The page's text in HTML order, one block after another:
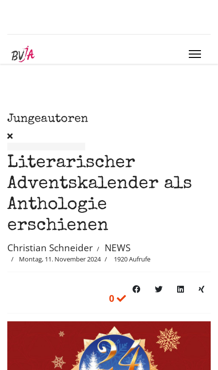
Jungeautoren
Literarischer
Adventskalender als
Anthologie
erschienen
Christian Schneider NEWS
Montag, 11. November 2024 1920 Aufrufe
0